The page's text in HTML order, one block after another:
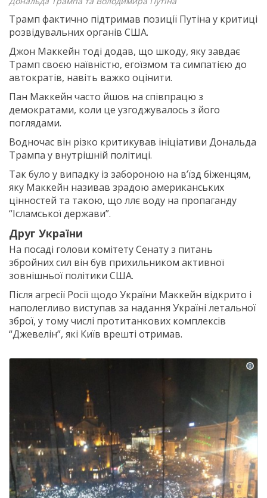
Трамп фактично підтримав позиції Путіна у критиці
розвідувальних органів США.
Джон Маккейн тоді додав, що шкоду, яку завдає
Трамп своєю наївністю, егоїзмом та симпатією до
автократів, навіть важко оцінити.
Пан Маккейн часто йшов на співпрацю з
демократами, коли це узгоджувалось з його
поглядами.
Водночас він різко критикував ініціативи Дональда
Трампа у внутрішній політиці.
Так було у випадку із забороною на в’їзд біженцям,
яку Маккейн називав зрадою американських
цінностей та такою, що ллє воду на пропаганду
“Ісламської держави”.
Друг України
На посаді голови комітету Сенату з питань
збройних сил він був прихильником активної
зовнішньої політики США.
Після агресії Росії щодо України Маккейн відкрито і
наполегливо виступав за надання Україні летальної
зброї, у тому числі протитанкових комплексів
“Джевелін”, які Київ врешті отримав.